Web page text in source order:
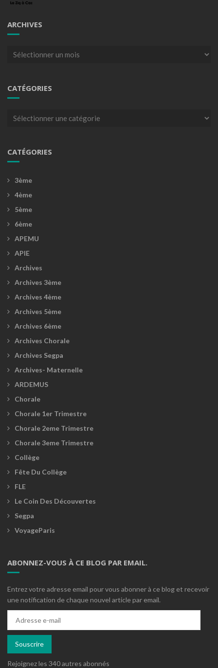
ARCHIVES
Archives
CATÉGORIES
Catégories
CATÉGORIES
3ème
4ème
5ème
6ème
APEMU
APIE
Archives
Archives 3ème
Archives 4ème
Archives 5ème
Archives 6ème
Archives Chorale
Archives Segpa
Archives- Maternelle
ARDEMUS
Chorale
Chorale 1er Trimestre
Chorale 2eme Trimestre
Chorale 3eme Trimestre
Collège
Fête Du Collège
FLE
Le Coin Des Découvertes
Segpa
VoyageParis
ABONNEZ-VOUS À CE BLOG PAR EMAIL.
Entrez votre adresse email pour vous abonner à ce blog et recevoir
une notification de chaque nouvel article par email.
mail
Souscrire
Rejoignez les 340 autres abonnés